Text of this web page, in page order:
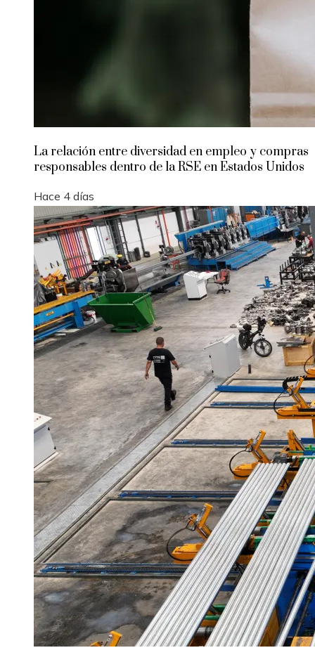
La relación entre diversidad en empleo y compras
responsables dentro de la RSE en Estados Unidos
Hace 4 días